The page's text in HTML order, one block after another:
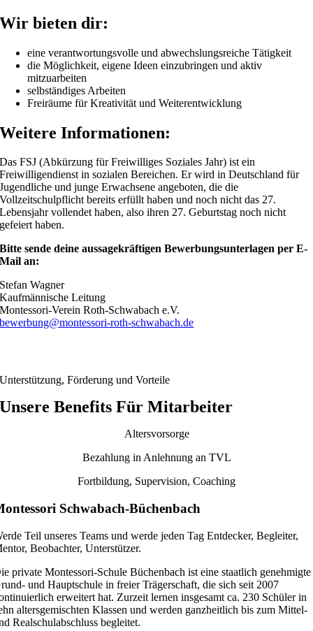
Wir bieten dir:
eine verantwortungsvolle und abwechslungsreiche Tätigkeit
die Möglichkeit, eigene Ideen einzubringen und aktiv
mitzuarbeiten
selbständiges Arbeiten
Freiräume für Kreativität und Weiterentwicklung
Weitere Informationen:
Das FSJ (Abkürzung für Freiwilliges Soziales Jahr) ist ein
Freiwilligendienst in sozialen Bereichen. Er wird in Deutschland für
Jugendliche und junge Erwachsene angeboten, die die
Vollzeitschulpflicht bereits erfüllt haben und noch nicht das 27.
Lebensjahr vollendet haben, also ihren 27. Geburtstag noch nicht
gefeiert haben.
Bitte sende deine aussagekräftigen Bewerbungsunterlagen per E-
Mail an:
Stefan Wagner
Kaufmännische Leitung
Montessori-Verein Roth-Schwabach e.V.
bewerbung@montessori-roth-schwabach.de
Unterstützung, Förderung und Vorteile
Unsere Benefits Für Mitarbeiter
Altersvorsorge
Bezahlung in Anlehnung an TVL
Fortbildung, Supervision, Coaching
Schwabach-Büchenbach
Teil unseres Teams und werde jeden Tag Entdecker, Begleiter,
Beobachter, Unterstützer.
private Montessori-Schule Büchenbach ist eine staatlich genehmigte
und Hauptschule in freier Trägerschaft, die sich seit 2007
erweitert hat. Zurzeit lernen insgesamt ca. 230 Schüler in
altersgemischten Klassen und werden ganzheitlich bis zum Mittel-
Realschulabschluss begleitet.